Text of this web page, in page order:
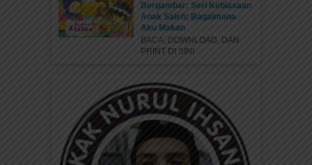
Bergambar: Seri Kebiasaan
Anak Saleh; Bagaimana
Aku Makan
BACA, DOWNLOAD, DAN
PRINT DI SINI